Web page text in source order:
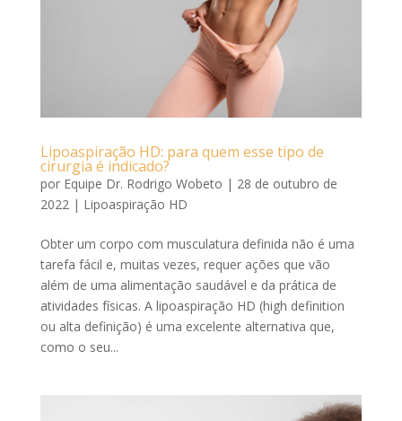
Lipoaspiração HD: para quem esse tipo de
cirurgia é indicado?
por Equipe Dr. Rodrigo Wobeto | 28 de outubro de
2022| Lipoaspiração HD
Obter um corpo com musculatura definida não é uma
tarefa fácil e, muitas vezes, requer ações que vão
além de uma alimentação saudável e da prática de
atividades físicas. A lipoaspiração HD (high definition
ou alta definição) é uma excelente alternativa que,
como o seu...